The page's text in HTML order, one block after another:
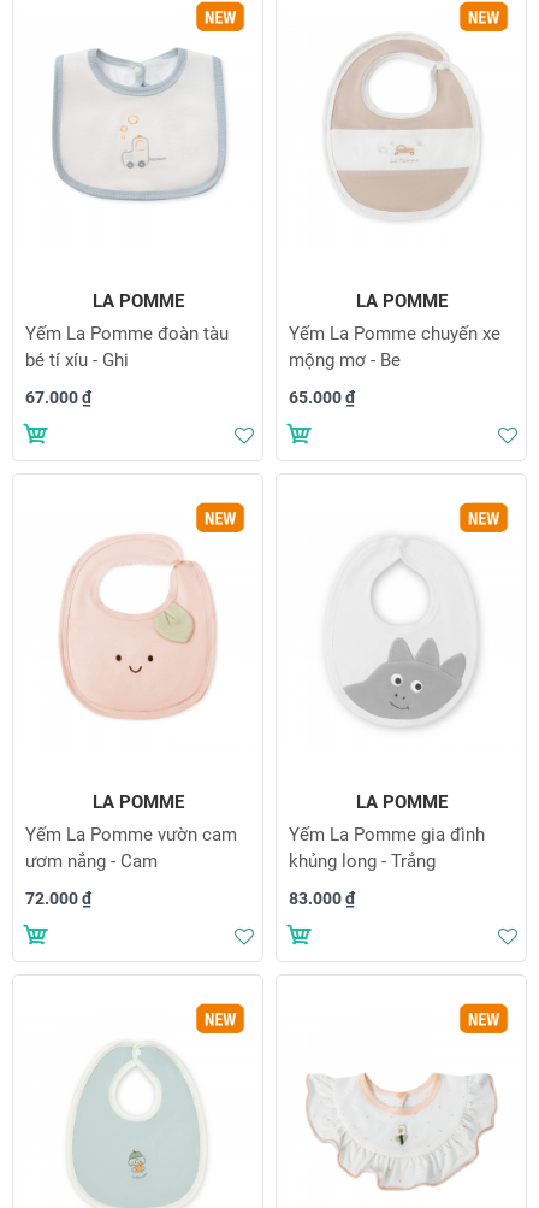
LA POMME
Yếm La Pomme đoàn tàu
bé tí xíu - Ghi
67.000 ₫
Thêm vào danh sách yêu thích
LA POMME
Yếm La Pomme chuyến xe
mộng mơ - Be
65.000 ₫
LA POMME
Yếm La Pomme vườn cam
ươm nắng - Cam
72.000 ₫
Thêm vào danh sách yêu thích
LA POMME
Yếm La Pomme gia đình
khủng long - Trắng
83.000 ₫